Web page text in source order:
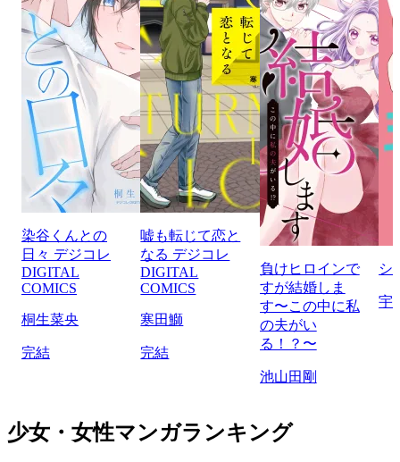
染谷くんとの
日々 デジコレ
DIGITAL
COMICS
桐生菜央
完結
嘘も転じて恋と
なる デジコレ
DIGITAL
COMICS
寒田鰤
完結
負けヒロインで
すが結婚しま
す〜この中に私
の夫がい
る！？〜
池山田剛
シ
宇
少女・女性マンガランキング